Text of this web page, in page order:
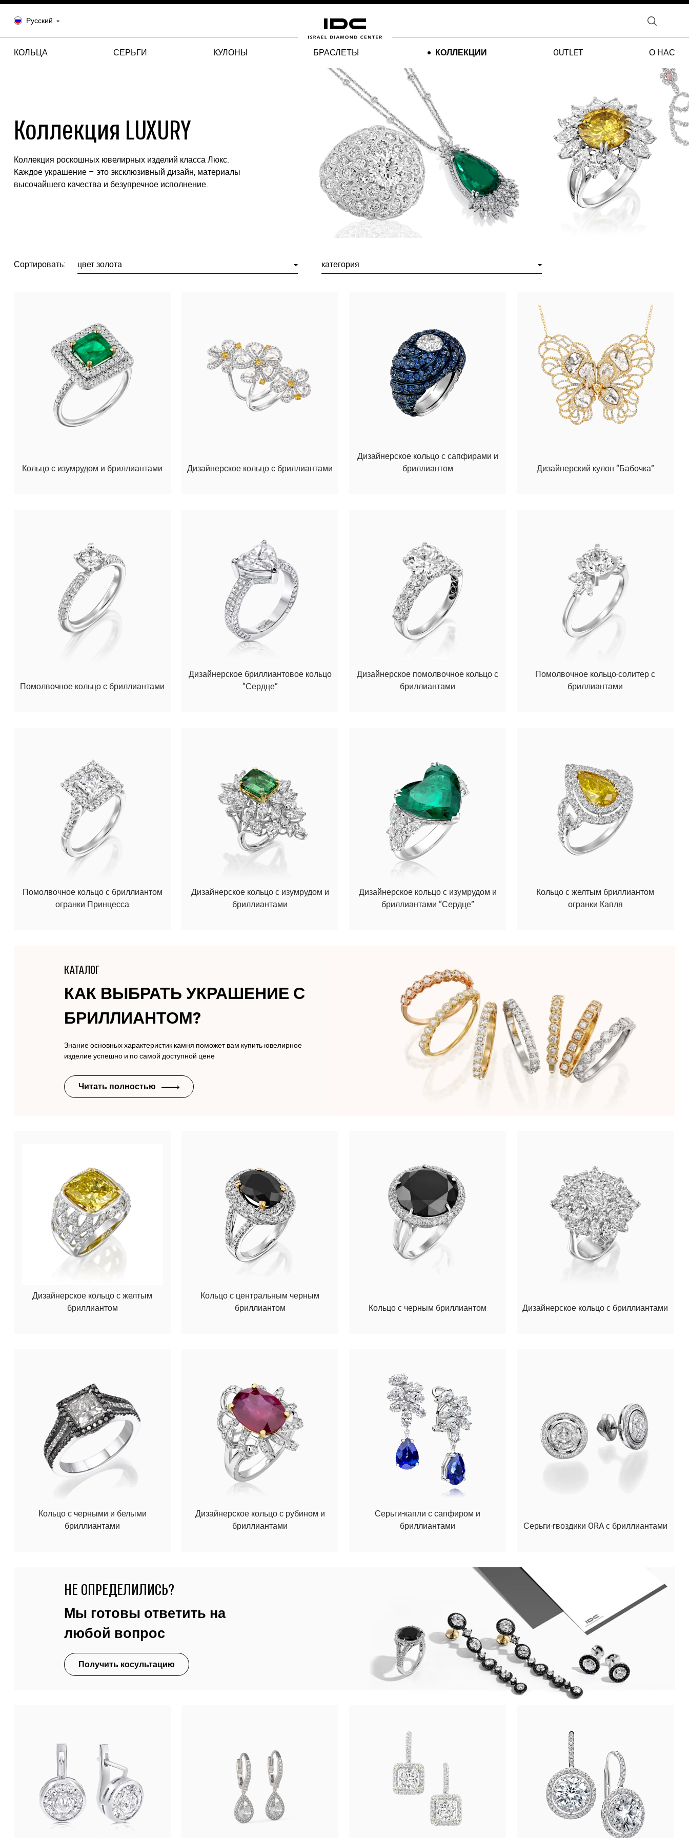
Русский
КОЛЬЦА СЕРЬГИ КУЛОНЫ БРАСЛЕТЫ КОЛЛЕКЦИИ OUTLET О НАС
Коллекция LUXURY
Коллекция роскошных ювелирных изделий класса Люкс.
Каждое украшение – это эксклюзивный дизайн, материалы
высочайшего качества и безупречное исполнение.
Сортировать: цвет золота категория
Кольцо с изумрудом и бриллиантами Дизайнерское кольцо с бриллиантами
Дизайнерское кольцо с сапфирами и
бриллиантом
Дизайнерский кулон “Бабочка”
Помолвочное кольцо с бриллиантами
Дизайнерское бриллиантовое кольцо
“Сердце”
Дизайнерское помолвочное кольцо с
бриллиантами
Помолвочное кольцо-солитер с
бриллиантами
Помолвочное кольцо с бриллиантом
огранки Принцесса
Дизайнерское кольцо с изумрудом и
бриллиантами
Дизайнерское кольцо с изумрудом и
бриллиантами “Сердце”
Кольцо с желтым бриллиантом
огранки Капля
КАТАЛОГ
КАК ВЫБРАТЬ УКРАШЕНИЕ С
БРИЛЛИАНТОМ?
Знание основных характеристик камня поможет вам купить ювелирное
изделие успешно и по самой доступной цене
Читать полностью
Дизайнерское кольцо с желтым
бриллиантом
Кольцо с центральным черным
бриллиантом
Кольцо с черным бриллиантом Дизайнерское кольцо с бриллиантами
Кольцо с черными и белыми
бриллиантами
Дизайнерское кольцо с рубином и
бриллиантами
Серьги-капли с сапфиром и
бриллиантами
Серьги-гвоздики ORA с бриллиантами
НЕ ОПРЕДЕЛИЛИСЬ?
Мы готовы ответить на
любой вопрос
Получить косультацию